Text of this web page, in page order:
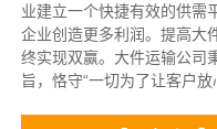
业建立一个快捷有效的供需
企业创造更多利润。提高大
终实现双赢。大件运输公司
旨，恪守“一切为了让客户放